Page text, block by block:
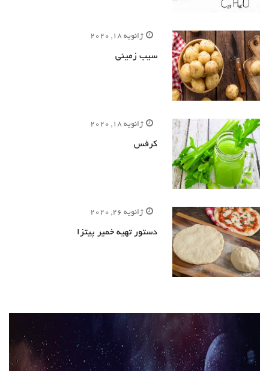
ژانویه 18, 2020
سیب زمینی
ژانویه 18, 2020
کرفس
ژانویه 26, 2020
دستور تهیه خمیر پیتزا